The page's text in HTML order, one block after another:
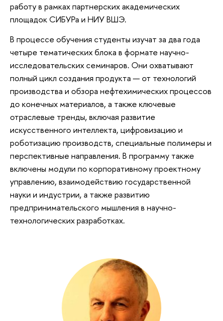
работу в рамках партнерских академических
площадок СИБУРа и НИУ ВШЭ.
В процессе обучения студенты изучат за два года
четыре тематических блока в формате научно-
исследовательских семинаров. Они охватывают
полный цикл создания продукта — от технологий
производства и обзора нефтехимических процессов
до конечных материалов, а также ключевые
отраслевые тренды, включая развитие
искусственного интеллекта, цифровизацию и
роботизацию производств, специальные полимеры и
перспективные направления. В программу также
включены модули по корпоративному проектному
управлению, взаимодействию государственной
науки и индустрии, а также развитию
предпринимательского мышления в научно-
технологических разработках.